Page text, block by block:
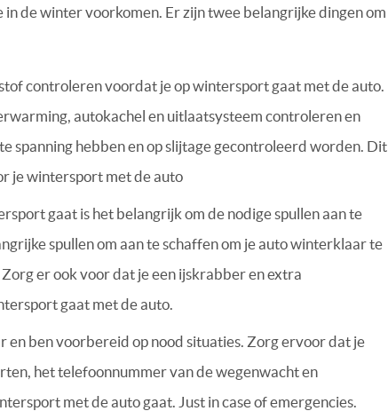
de winter voorkomen. Er zijn twee belangrijke dingen om
controleren voordat je op wintersport gaat met de auto.
autokachel en uitlaatsysteem controleren en
spanning hebben en op slijtage gecontroleerd worden. Dit
je wintersport met de auto
gaat is het belangrijk om de nodige spullen aan te
spullen om aan te schaffen om je auto winterklaar te
er ook voor dat je een ijskrabber en extra
gaat met de auto.
ben voorbereid op nood situaties. Zorg ervoor dat je
het telefoonnummer van de wegenwacht en
met de auto gaat. Just in case of emergencies.